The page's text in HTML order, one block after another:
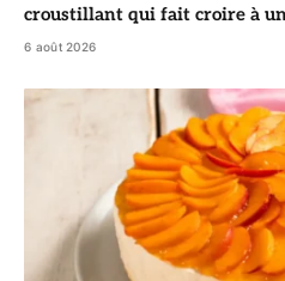
croustillant qui fait croire à
6 août 2026